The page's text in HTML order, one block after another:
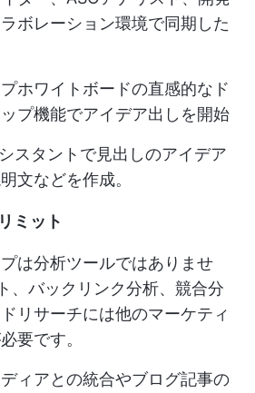
ボレーション環境で同期した
ホワイトボードの直感的なド
プ機能でアイデア出しを開始
スタントで見出しのアイデア
文などを作成。
ミット
は分析ツールではありませ
、バックリンク分析、競合分
リサーチには他のマーケティ
要です。
ィアとの統合やブログ記事の